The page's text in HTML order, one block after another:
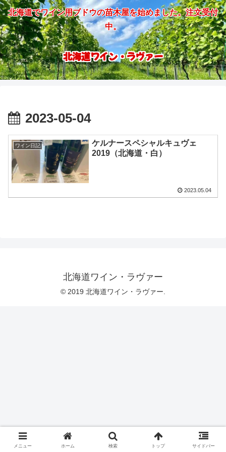
北海道でワイン用ブドウの苗木屋を始めました。注文受付
中。
北海道ワイン・ラヴァー
2023-05-04
ワイン日記
ケルナースペシャルキュヴェ
2019（北海道・白）
2023.05.04
北海道ワイン・ラヴァー
© 2019 北海道ワイン・ラヴァー.
メニュー ホーム 検索 トップ サイドバー